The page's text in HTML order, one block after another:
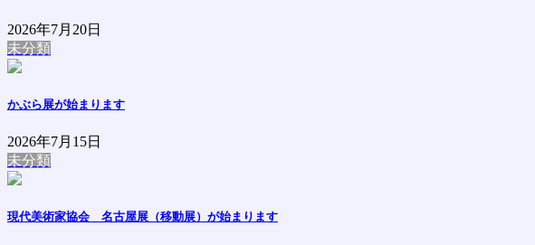
2026年7月20日
未分類
かぶら展が始まります
2026年7月15日
未分類
現代美術家協会 名古屋展（移動展）が始まります